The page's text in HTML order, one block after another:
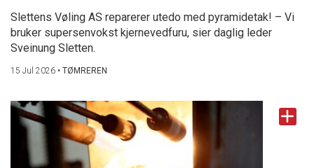
Slettens Vøling AS reparerer utedo med pyramidetak! – Vi
bruker supersenvokst kjernevedfuru, sier daglig leder
Sveinung Sletten.
15 Jul 2026 • TØMREREN